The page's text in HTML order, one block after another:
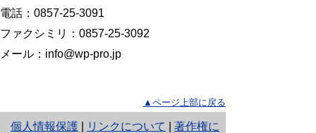
電話： 0857-25-3091
ファクシミリ： 0857-25-3092
メール：info@wp-pro.jp
▲ページ上部に戻る
個人情報保護
と
リンクについて
著作権に